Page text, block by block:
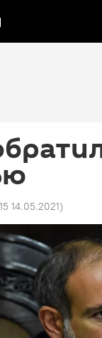
14.05.2021)